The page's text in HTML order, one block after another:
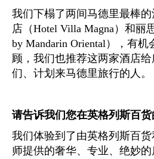
我们下榻了两间马德里最棒
店（Hotel Villa Magna）和丽
by Mandarin Oriental），有
顾，我们也推荐这两家酒店
们、计划来马德里旅行的人。
请告诉我们您在英格列斯百货
我们体验到了由英格列斯百
师提供的奢华、专业、绝妙